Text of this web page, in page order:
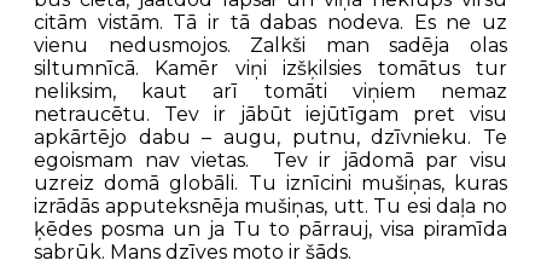
citām vistām. Tā ir tā dabas nodeva. Es ne uz
vienu nedusmojos. Zalkši man sadēja olas
siltumnīcā. Kamēr viņi izšķilsies tomātus tur
neliksim, kaut arī tomāti viņiem nemaz
netraucētu. Tev ir jābūt iejūtīgam pret visu
apkārtējo dabu – augu, putnu, dzīvnieku. Te
egoismam nav vietas. Tev ir jādomā par visu
uzreiz domā globāli. Tu iznīcini mušiņas, kuras
izrādās apputeksnēja mušiņas, utt. Tu esi daļa no
ķēdes posma un ja Tu to pārrauj, visa piramīda
sabrūk. Mans dzīves moto ir šāds.